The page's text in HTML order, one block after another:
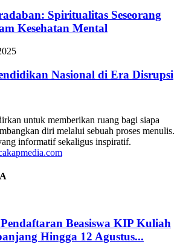
Spiritualitas Seseorang
Kesehatan Mental
Nasional di Era Disrupsi
untuk memberikan ruang bagi siapa
diri melalui sebuah proses menulis.
informatif sekaligus inspiratif.
Beasiswa KIP Kuliah
Hingga 12 Agustus...